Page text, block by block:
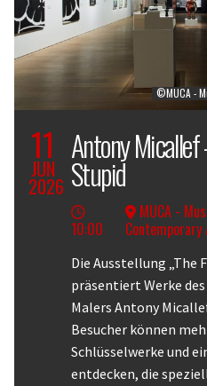
©MUCA -
11
JUN
2026
Antony
Stupid
10:00
MUCA -
Body
Die Ausstellung „The
präsentiert Werke
Malers Antony
Besucher können
Schlüsselwerke und
entdecken, die